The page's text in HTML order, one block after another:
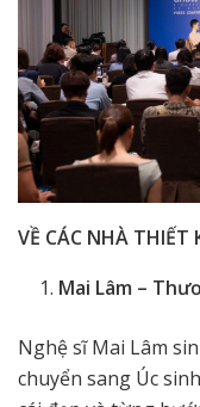
VỀ CÁC NHÀ THIẾT
Mai Lâm –
Nghệ sĩ Mai Lâm
chuyển sang Úc